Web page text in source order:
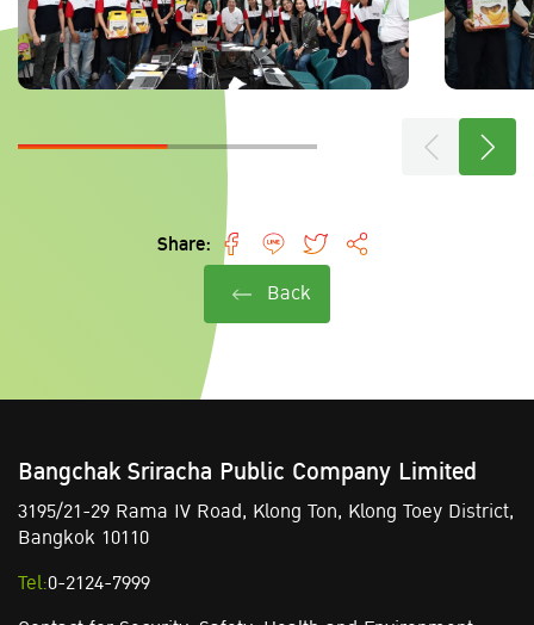
Back
Share:
Bangchak Sriracha Public Company Limited
3195/21-29 Rama IV Road, Klong Ton, Klong Toey District,
Bangkok 10110
Tel:0-2124-7999